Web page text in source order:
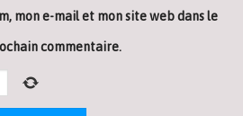
mon e-mail et mon site web dans le
commentaire.